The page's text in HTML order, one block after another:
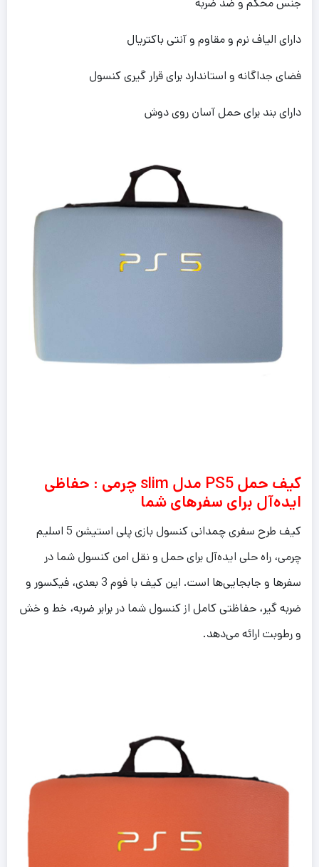
دارای الیاف نرم و مقاوم و آنتی باکتریال
فضای جداگانه و استاندارد برای قرار گیری کنسول
دارای بند برای حمل آسان روی دوش
کیف حمل PS5 مدل slim چرمی : حفاظی
ایده‌آل برای سفرهای شما
کیف طرح سفری چمدانی کنسول بازی پلی استیشن 5 اسلیم
چرمی، راه حلی ایده‌آل برای حمل و نقل امن کنسول شما در
سفرها و جابجایی‌ها است. این کیف با فوم 3 بعدی، فیکسور و
ضربه گیر، حفاظتی کامل از کنسول شما در برابر ضربه، خط و خش
و رطوبت ارائه می‌دهد.